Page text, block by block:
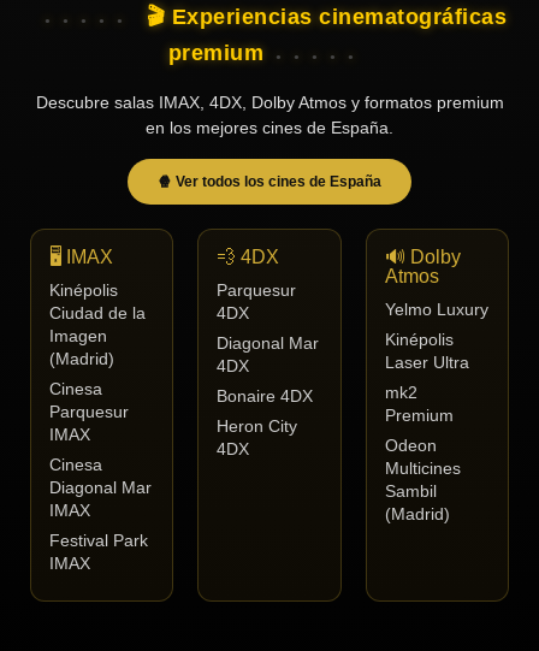
🎬 Experiencias cinematográficas
premium
Descubre salas IMAX, 4DX, Dolby Atmos y formatos premium
en los mejores cines de España.
🍿 Ver todos los cines de España
🖥️ IMAX
Kinépolis
Ciudad de la
Imagen
(Madrid)
Cinesa
Parquesur
IMAX
Cinesa
Diagonal Mar
IMAX
Festival Park
IMAX
💨 4DX
Parquesur
4DX
Diagonal Mar
4DX
Bonaire 4DX
Heron City
4DX
🔊 Dolby
Atmos
Yelmo Luxury
Kinépolis
Laser Ultra
mk2
Premium
Odeon
Multicines
Sambil
(Madrid)